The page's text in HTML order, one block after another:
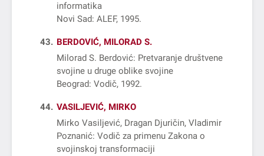
informatika
Novi Sad: ALEF, 1995
43
BERDOVIĆ, MILORAD S.
Milorad S. Berdović: Pretvaranje društvene
svojine u druge oblike svojine
Beograd: Vodič, 1992
44 VASILJEVIĆ, MIRKO
Mirko Vasiljević, Dragan Djuričin, Vladimir
Poznanić: Vodič za primenu Zakona o
svojinskoj transformaciji